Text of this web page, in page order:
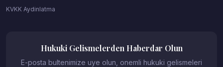
KVKK Aydinlatma
Hukuki Gelismelerden Haberdar Olun
E-posta bultenimize uye olun, onemli hukuki gelismeleri